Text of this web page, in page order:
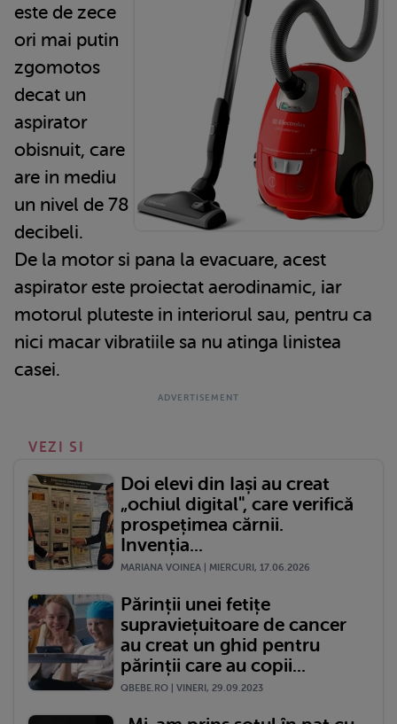
este de zece
ori mai putin
zgomotos
decat un
aspirator
obisnuit, care
are in mediu
un nivel de 78
decibeli.
De la motor si pana la evacuare, acest
aspirator este proiectat aerodinamic, iar
motorul pluteste in interiorul sau, pentru ca
nici macar vibratiile sa nu atinga linistea
casei.
VEZI SI
Doi elevi din Iași au creat
„ochiul digital", care verifică
prospețimea cărnii.
Invenția...
MARIANA VOINEA | MIERCURI, 17.06.2026
Părinții unei fetițe
supraviețuitoare de cancer
au creat un ghid pentru
părinții care au copii...
QBEBE.RO | VINERI, 29.09.2023